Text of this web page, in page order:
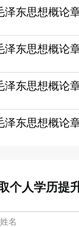
个人学历提